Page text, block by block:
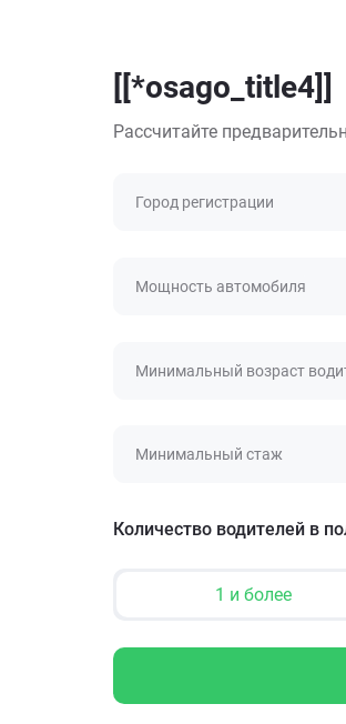
[[*osago_title4]]
Рассчитайте
Город регистрации
Мощность автомобиля
Минимальный возраст
Минимальный стаж
Количество водителей в
1 и более